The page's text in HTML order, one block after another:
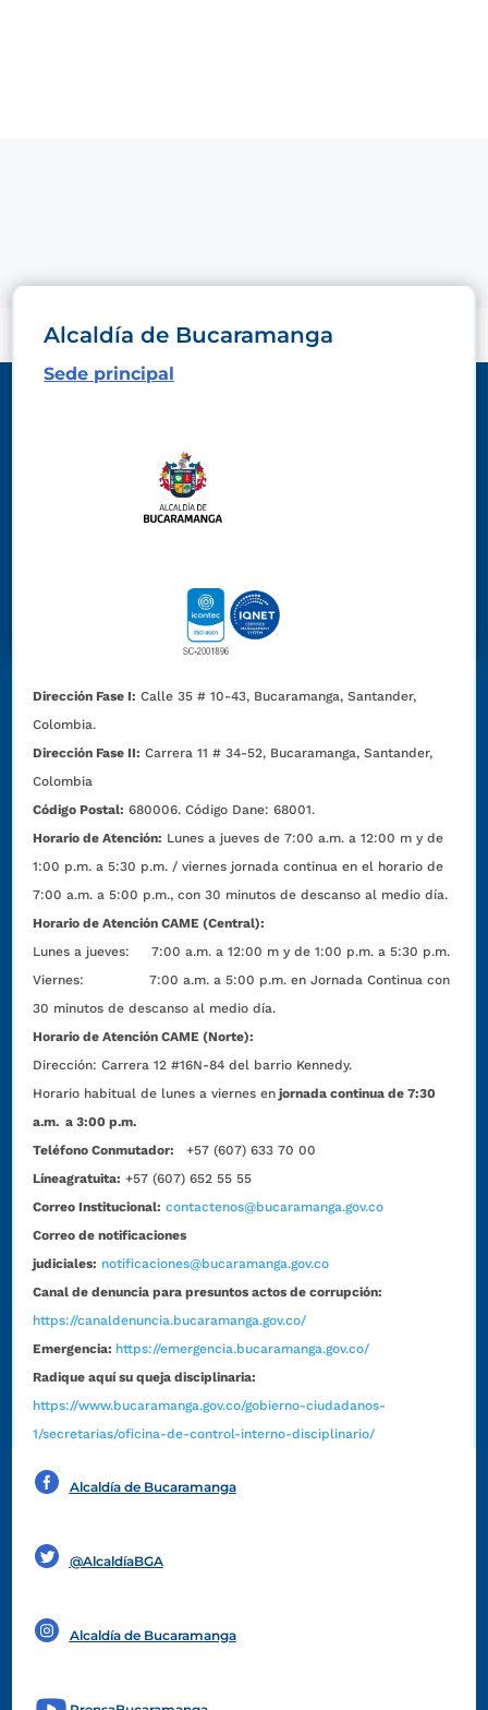
Alcaldía de Bucaramanga
Sede principal
Dirección Fase I: Calle 35 # 10-43, Bucaramanga, Santander,
Colombia.
Dirección Fase II: Carrera 11 # 34-52, Bucaramanga, Santander,
Colombia
Código Postal: 680006. Código Dane: 68001.
Horario de Atención: Lunes a jueves de 7:00 a.m. a 12:00 m y de
1:00 p.m. a 5:30 p.m. / viernes jornada continua en el horario de
7:00 a.m. a 5:00 p.m., con 30 minutos de descanso al medio día.
Horario de Atención CAME (Central):
Lunes a jueves: 7:00 a.m. a 12:00 m y de 1:00 p.m. a 5:30 p.m.
Viernes: 7:00 a.m. a 5:00 p.m. en Jornada Continua con
30 minutos de descanso al medio día.
Horario de Atención CAME (Norte):
Dirección:Carrera 12 #16N-84 del barrio Kennedy.
Horario habitual de lunes a viernes en jornada continua de 7:30
a.m. a 3:00 p.m.
Teléfono Conmutador:
+57 (607) 633 70 00
Líneagratuita: +57 (607) 652 55 55
Correo Institucional: contactenos@bucaramanga.gov.co
Correo de notificaciones
judiciales: notificaciones@bucaramanga.gov.co
Canal de denuncia para presuntos actos de corrupción:
https://canaldenuncia.bucaramanga.gov.co/
Emergencia: https://emergencia.bucaramanga.gov.co/
Radique aquí su queja disciplinaria:
https://www.bucaramanga.gov.co/gobierno-ciudadanos-
1/secretarias/oficina-de-control-interno-disciplinario/
Alcaldía de Bucaramanga
@AlcaldíaBGA
Alcaldía de Bucaramanga